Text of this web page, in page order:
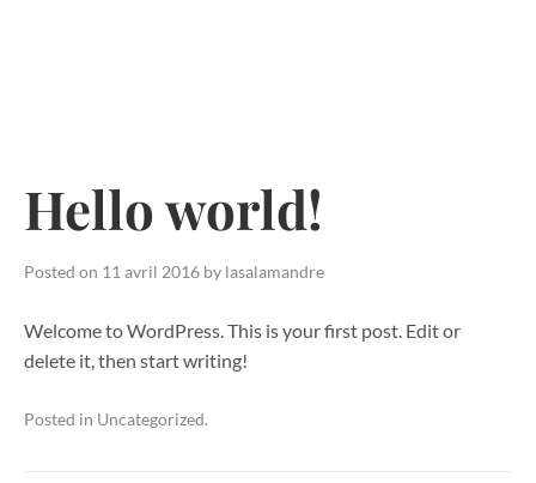
Hello world!
Posted on 11 avril 2016 by lasalamandre
Welcome to WordPress. This is your first post. Edit or
delete it, then start writing!
Posted in Uncategorized.